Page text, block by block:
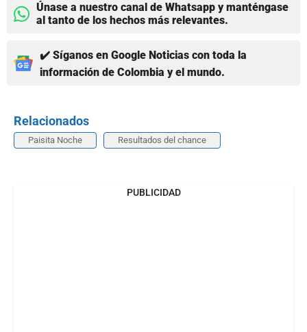
Únase a nuestro canal de Whatsapp y manténgase
al tanto de los hechos más relevantes.
✔️ Síganos en Google Noticias con toda la
información de Colombia y el mundo.
Relacionados
Paisita Noche Resultados del chance
PUBLICIDAD